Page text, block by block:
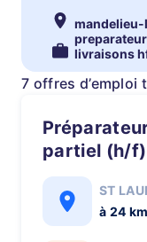
livraisons
7 offres d’emploi
Préparateur de Commandes temps
partiel (h/f)
ST
à 24 km